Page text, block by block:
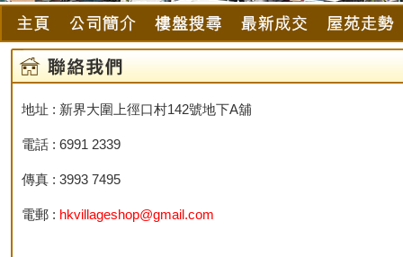
地址 : 新界大圍上徑口村142號地下A舖
電話 : 6991 2339
傳真 : 3993 7495
電郵 : hkvillageshop@gmail.com